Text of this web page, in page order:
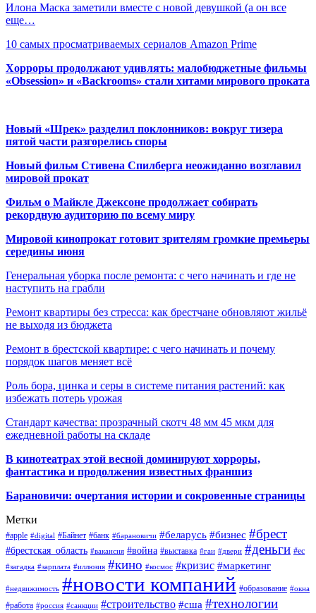
Илона Маска заметили вместе с новой девушкой (а он все
еще…
10 самых просматриваемых сериалов Amazon Prime
Хорроры продолжают удивлять: малобюджетные фильмы
«Obsession» и «Backrooms» стали хитами мирового проката
Новый «Шрек» разделил поклонников: вокруг тизера
пятой части разгорелись споры
Новый фильм Стивена Спилберга неожиданно возглавил
мировой прокат
Фильм о Майкле Джексоне продолжает собирать
рекордную аудиторию по всему миру
Мировой кинопрокат готовит зрителям громкие премьеры
середины июня
Генеральная уборка после ремонта: с чего начинать и где не
наступить на грабли
Ремонт квартиры без стресса: как брестчане обновляют жильё
не выходя из бюджета
Ремонт в брестской квартире: с чего начинать и почему
порядок шагов меняет всё
Роль бора, цинка и серы в системе питания растений: как
избежать потерь урожая
Стандарт качества: прозрачный скотч 48 мм 45 мкм для
ежедневной работы на складе
В кинотеатрах этой весной доминируют хорроры,
фантастика и продолжения известных франшиз
Барановичи: очертания истории и сокровенные страницы
Метки
#apple #digital #Байнет #банк #барановичи #беларусь #бизнес #брест
#брестская_область #вакансия #война #выставка #гаи #двери #деньги #ес
#загадка #зарплата #иллюзия #кино #космос #кризис #маркетинг
#недвижимость #новости компаний #образование #окна
#работа #россия #санкции #строительство #сша #технологии